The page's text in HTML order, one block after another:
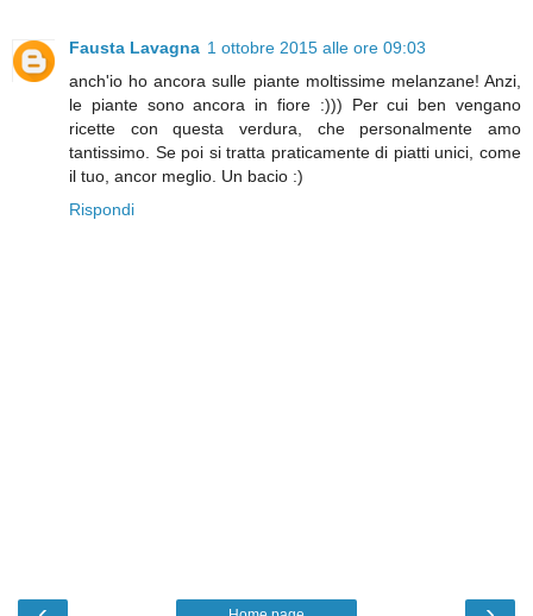
Fausta Lavagna 1 ottobre 2015 alle ore 09:03
anch'io ho ancora sulle piante moltissime melanzane! Anzi,
le piante sono ancora in fiore :))) Per cui ben vengano
ricette con questa verdura, che personalmente amo
tantissimo. Se poi si tratta praticamente di piatti unici, come
il tuo, ancor meglio. Un bacio :)
Rispondi